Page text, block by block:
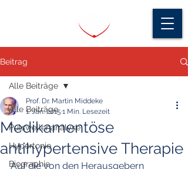
Beitrag
Alle Beiträge
Pulswellenanalyse
Hypertonie
Biographie
Alle Beiträge
Medikamentöse
antihypertensive Therapie
Prof. Dr. Martin Middeke
1. Jan. 2015 1 Min. Lesezeit
Auf die von den Herausgebern